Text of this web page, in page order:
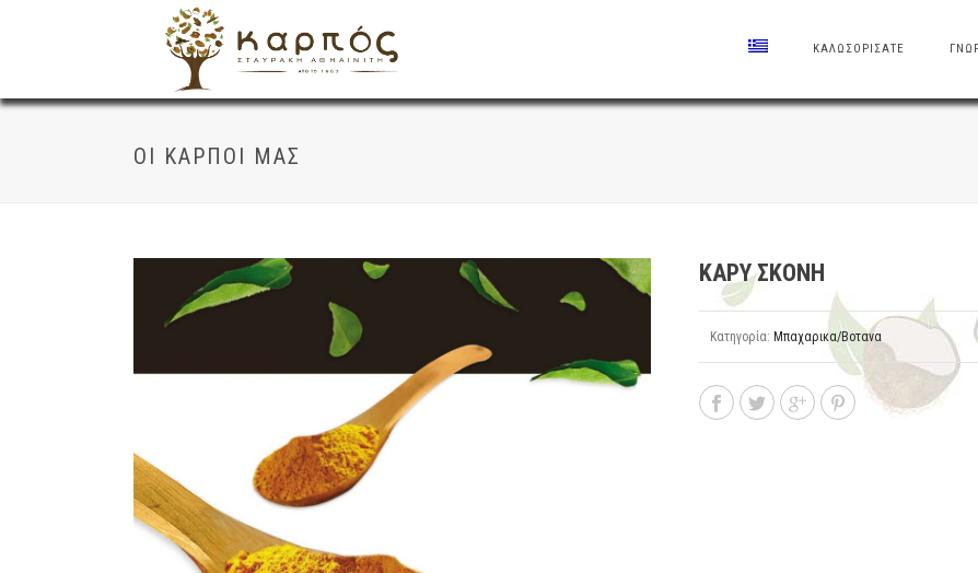
ΚΑΛΩΣΟΡΙΣΑΤΕ
ΟΙ ΚΑΡΠΟΊ ΜΑΣ
ΚΑΡΥ ΣΚΟΝΗ
Κατηγορία: Μπαχαρικα/Βοτανα